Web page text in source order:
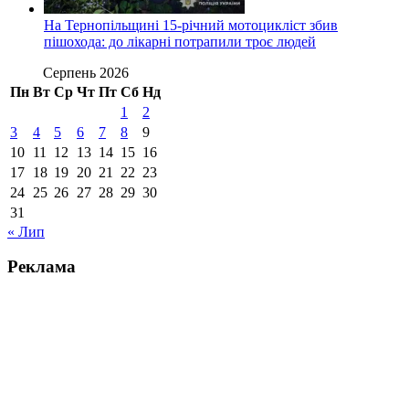
На Тернопільщині 15-річний мотоцикліст збив
пішохода: до лікарні потрапили троє людей
Серпень 2026
Пн Вт Ср Чт Пт Сб Нд
1
2
3
4 5 6 7 8
9
10 11 12 13 14 15 16
17 18 19 20 21 22 23
24 25 26 27 28 29 30
31
« Лип
Реклама